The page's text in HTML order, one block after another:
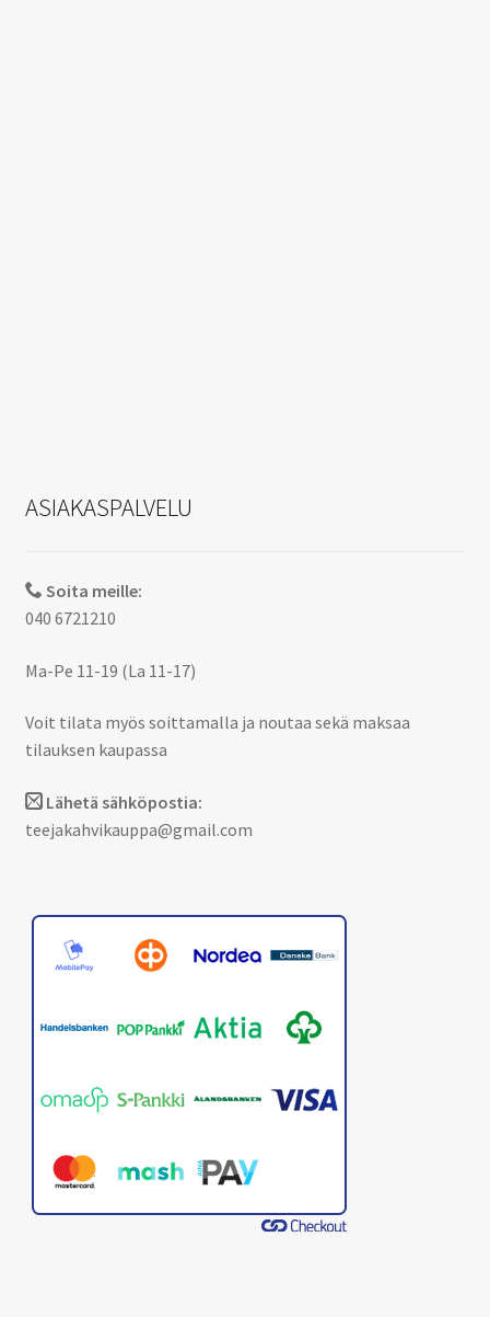
ASIAKASPALVELU
Soita meille:
040 6721210
Ma-Pe 11-19 (La 11-17)
Voit tilata myös soittamalla ja noutaa sekä maksaa
tilauksen kaupassa
Lähetä sähköpostia:
teejakahvikauppa@gmail.com